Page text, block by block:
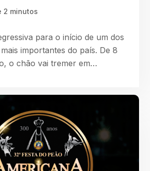
2 minutos
para o início de um dos
importantes do país. De 8
o chão vai tremer em
Bull Riders – o maior e mais
em montarias em
e o Iron Cowboy – formato
exclusivo e